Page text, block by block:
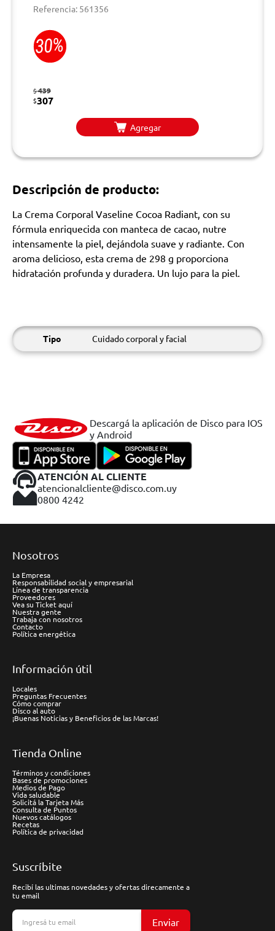
Referencia: 561356
$439
$307
Agregar
Descripción de producto:
La Crema Corporal Vaseline Cocoa Radiant, con su
fórmula enriquecida con manteca de cacao, nutre
intensamente la piel, dejándola suave y radiante. Con
aroma delicioso, esta crema de 298 g proporciona
hidratación profunda y duradera. Un lujo para la piel.
Tipo Cuidado corporal y facial
Descargá la aplicación de Disco para IOS
y Android
ATENCIÓN AL CLIENTE
atencionalcliente@disco.com.uy
0800 4242
Nosotros
La Empresa
Responsabilidad social y empresarial
Línea de transparencia
Proveedores
Vea su Ticket aquí
Nuestra gente
Trabaja con nosotros
Contacto
Política energética
Información útil
Locales
Preguntas Frecuentes
Cómo comprar
Disco al auto
¡Buenas Noticias y Beneficios de las Marcas!
Tienda Online
Términos y condiciones
Bases de promociones
Medios de Pago
Vida saludable
Solicitá la Tarjeta Más
Consulta de Puntos
Nuevos catálogos
Recetas
Política de privacidad
Suscríbite
Recibí las ultimas novedades y ofertas direcamente a
tu email
Enviar